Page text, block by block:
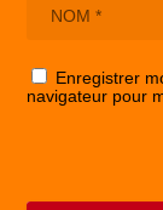
Enregistrer
navigateur pour